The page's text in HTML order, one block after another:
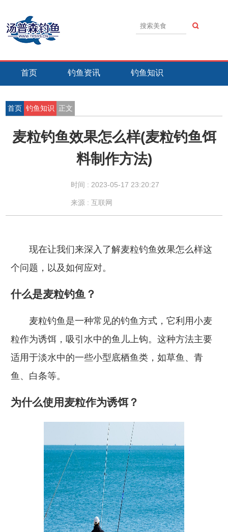
首页 钓鱼资讯 钓鱼知识
首页 钓鱼知识 正文
麦粒钓鱼效果怎么样(麦粒钓鱼饵
料制作方法)
时间 : 2023-05-17 23:20:27
来源 : 互联网
现在让我们来深入了解麦粒钓鱼效果怎么样这
个问题，以及如何应对。
什么是麦粒钓鱼？
麦粒钓鱼是一种常见的钓鱼方式，它利用小麦
粒作为诱饵，吸引水中的鱼儿上钩。这种方法主要
适用于淡水中的一些小型底栖鱼类，如草鱼、青
鱼、白条等。
为什么使用麦粒作为诱饵？